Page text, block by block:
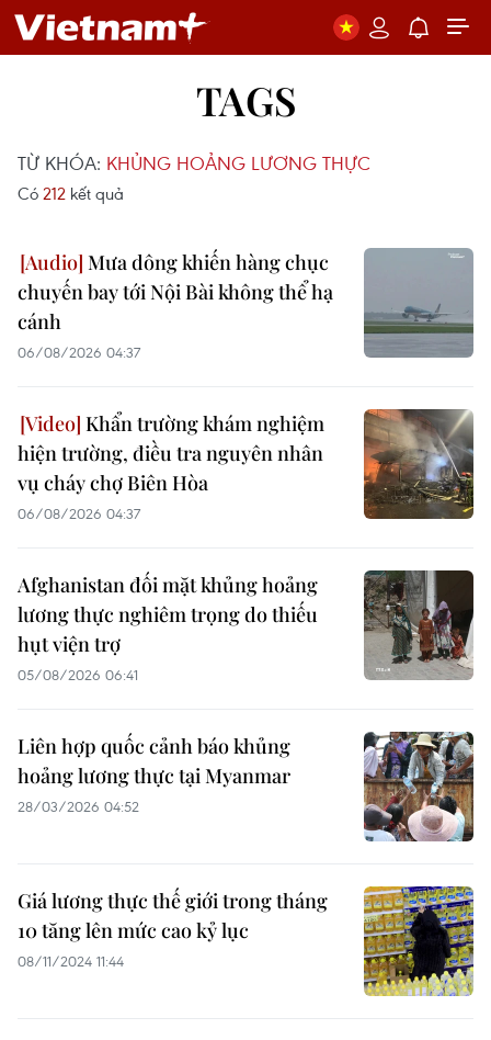
TAGS
TỪ KHÓA: KHỦNG HOẢNG LƯƠNG THỰC
Có 212 kết quả
Mưa dông khiến hàng chục
chuyến bay tới Nội Bài không thể hạ
cánh
06/08/2026 04:37
Khẩn trường khám nghiệm
hiện trường, điều tra nguyên nhân
vụ cháy chợ Biên Hòa
06/08/2026 04:37
Afghanistan đối mặt khủng hoảng
lương thực nghiêm trọng do thiếu
hụt viện trợ
05/08/2026 06:41
Liên hợp quốc cảnh báo khủng
hoảng lương thực tại Myanmar
28/03/2026 04:52
Giá lương thực thế giới trong tháng
10 tăng lên mức cao kỷ lục
08/11/2024 11:44